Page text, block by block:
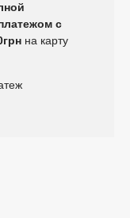
с
на карту